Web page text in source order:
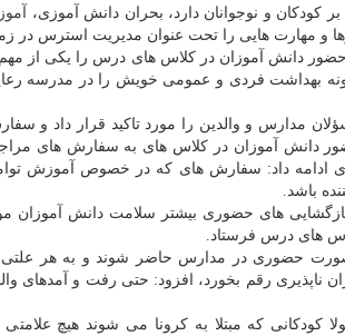
کودکان و نوجوانان دارد، بحران دانش آموزی،
و مهارت هایی را تحت عنوان مدیریت استرس در
دانش آموزان در کلاس های درس را یکی از مهم
بهداشت فردی و عمومی خویش را در مدرسه
مدارس و والدین را مورد تاکید قرار داد و
دانش آموزان در کلاس های به سفارش های
ادامه داد: سفارش های که در خصوص آموزش
باشد.
های حضوری بیشتر سلامت دانش آموزان
های درس فرستاد.
صورت حضوری در مدارس حاضر شوند و به هر علتی
ناپذیری رقم بخورد، افزود: حتی رفت و آمدهای
که مبتلا به کرونا می شوند هیچ علامتی